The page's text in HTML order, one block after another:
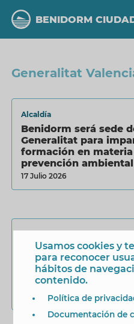
contenido
principal
BENIDORM
Generalitat
Alcaldía
Benidorm será sede
Generalitat para
formación en
prevención
patología dual
17 Julio 2026
Llega a Benidorm la
campaña
‘Corresponsabilidad
querer’ de la
Valenciana
26 Septiembre 2024
Usamos cookies y
para reconocer
hábitos de
contenido.
Política de
Documentación de